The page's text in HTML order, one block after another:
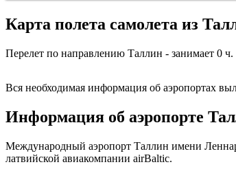
Карта полета самолета из
Перелет по направлению Таллин - занимает 0
Вся необходимая информация об аэропортах
Информация об аэропорте
Международный аэропорт Таллин имени
латвийской авиакомпании airBaltic.